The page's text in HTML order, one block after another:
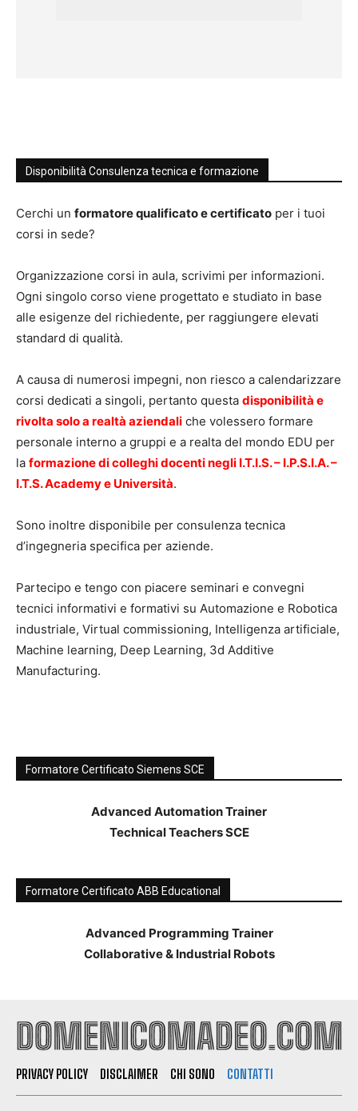
Disponibilità Consulenza tecnica e formazione
Cerchi un formatore qualificato e certificato per i tuoi
corsi in sede?
Organizzazione corsi in aula, scrivimi per informazioni.
Ogni singolo corso viene progettato e studiato in base
alle esigenze del richiedente, per raggiungere elevati
standard di qualità.
A causa di numerosi impegni, non riesco a calendarizzare
corsi dedicati a singoli, pertanto questa disponibilità e
rivolta solo a realtà aziendali che volessero formare
personale interno a gruppi e a realta del mondo EDU per
la formazione di colleghi docenti negli I.T.I.S. – I.P.S.I.A. –
I.T.S. Academy e Università.
Sono inoltre disponibile per consulenza tecnica
d’ingegneria specifica per aziende.
Partecipo e tengo con piacere seminari e convegni
tecnici informativi e formativi su Automazione e Robotica
industriale, Virtual commissioning, Intelligenza artificiale,
Machine learning, Deep Learning, 3d Additive
Manufacturing.
Formatore Certificato Siemens SCE
Advanced Automation Trainer
Technical Teachers SCE
Formatore Certificato ABB Educational
Advanced Programming Trainer
Collaborative & Industrial Robots
PRIVACY POLICY DISCLAIMER CHI SONO CONTATTI